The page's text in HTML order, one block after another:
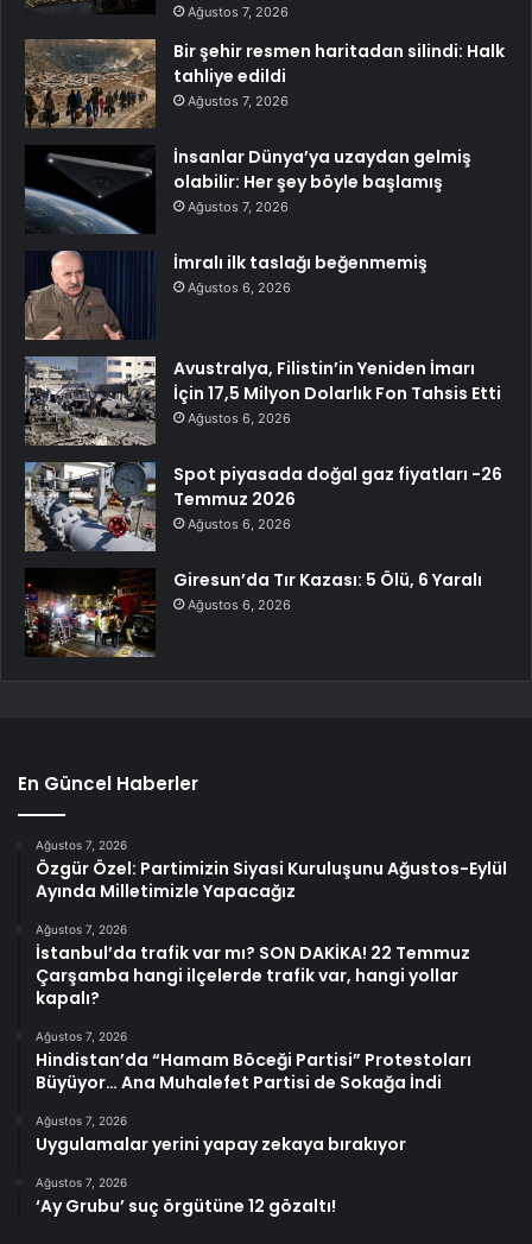
Ağustos 7, 2026
Bir şehir resmen haritadan silindi: Halk
tahliye edildi
Ağustos 7, 2026
İnsanlar Dünya’ya uzaydan gelmiş
olabilir: Her şey böyle başlamış
Ağustos 7, 2026
İmralı ilk taslağı beğenmemiş
Ağustos 6, 2026
Avustralya, Filistin’in Yeniden İmarı
İçin 17,5 Milyon Dolarlık Fon Tahsis Etti
Ağustos 6, 2026
Spot piyasada doğal gaz fiyatları -26
Temmuz 2026
Ağustos 6, 2026
Giresun’da Tır Kazası: 5 Ölü, 6 Yaralı
Ağustos 6, 2026
En Güncel Haberler
Ağustos 7, 2026
Özgür Özel: Partimizin Siyasi Kuruluşunu Ağustos-Eylül
Ayında Milletimizle Yapacağız
Ağustos 7, 2026
İstanbul’da trafik var mı? SON DAKİKA! 22 Temmuz
Çarşamba hangi ilçelerde trafik var, hangi yollar
kapalı?
Ağustos 7, 2026
Hindistan’da “Hamam Böceği Partisi” Protestoları
Büyüyor… Ana Muhalefet Partisi de Sokağa İndi
Ağustos 7, 2026
Uygulamalar yerini yapay zekaya bırakıyor
Ağustos 7, 2026
‘Ay Grubu’ suç örgütüne 12 gözaltı!